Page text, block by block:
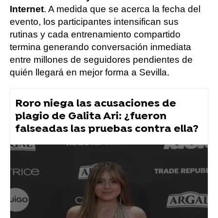
Internet. A medida que se acerca la fecha del
evento, los participantes intensifican sus
rutinas y cada entrenamiento compartido
termina generando conversación inmediata
entre millones de seguidores pendientes de
quién llegará en mejor forma a Sevilla.
Roro niega las acusaciones de
plagio de Galita Ari: ¿fueron
falseadas las pruebas contra ella?